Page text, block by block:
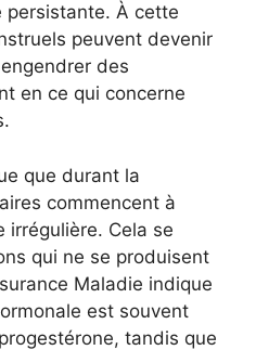
persistante. À cette
peuvent devenir
des
en ce qui concerne
que durant la
commencent à
irrégulière. Cela se
qui ne se produisent
Maladie indique
est souvent
tandis que